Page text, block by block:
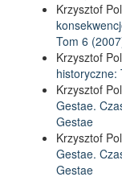
Krzysztof
Tom 6
Krzysztof
historyczne:
Krzysztof
Gestae.
Gestae
Krzysztof
Gestae.
Gestae